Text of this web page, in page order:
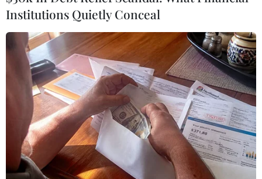
Nổi mụn luôn là ám ảnh rất lớn của nhiều chị
em phụ nữ. Đặc biệt, nhiều người gặp khó khăn
trong quá trình trị mụn vì không hiểu rõ tình
trạng mụn cũng như phương pháp điều trị hiệu
quả.
1. Rửa mặt đúng cách
Institutions Quietly Conceal